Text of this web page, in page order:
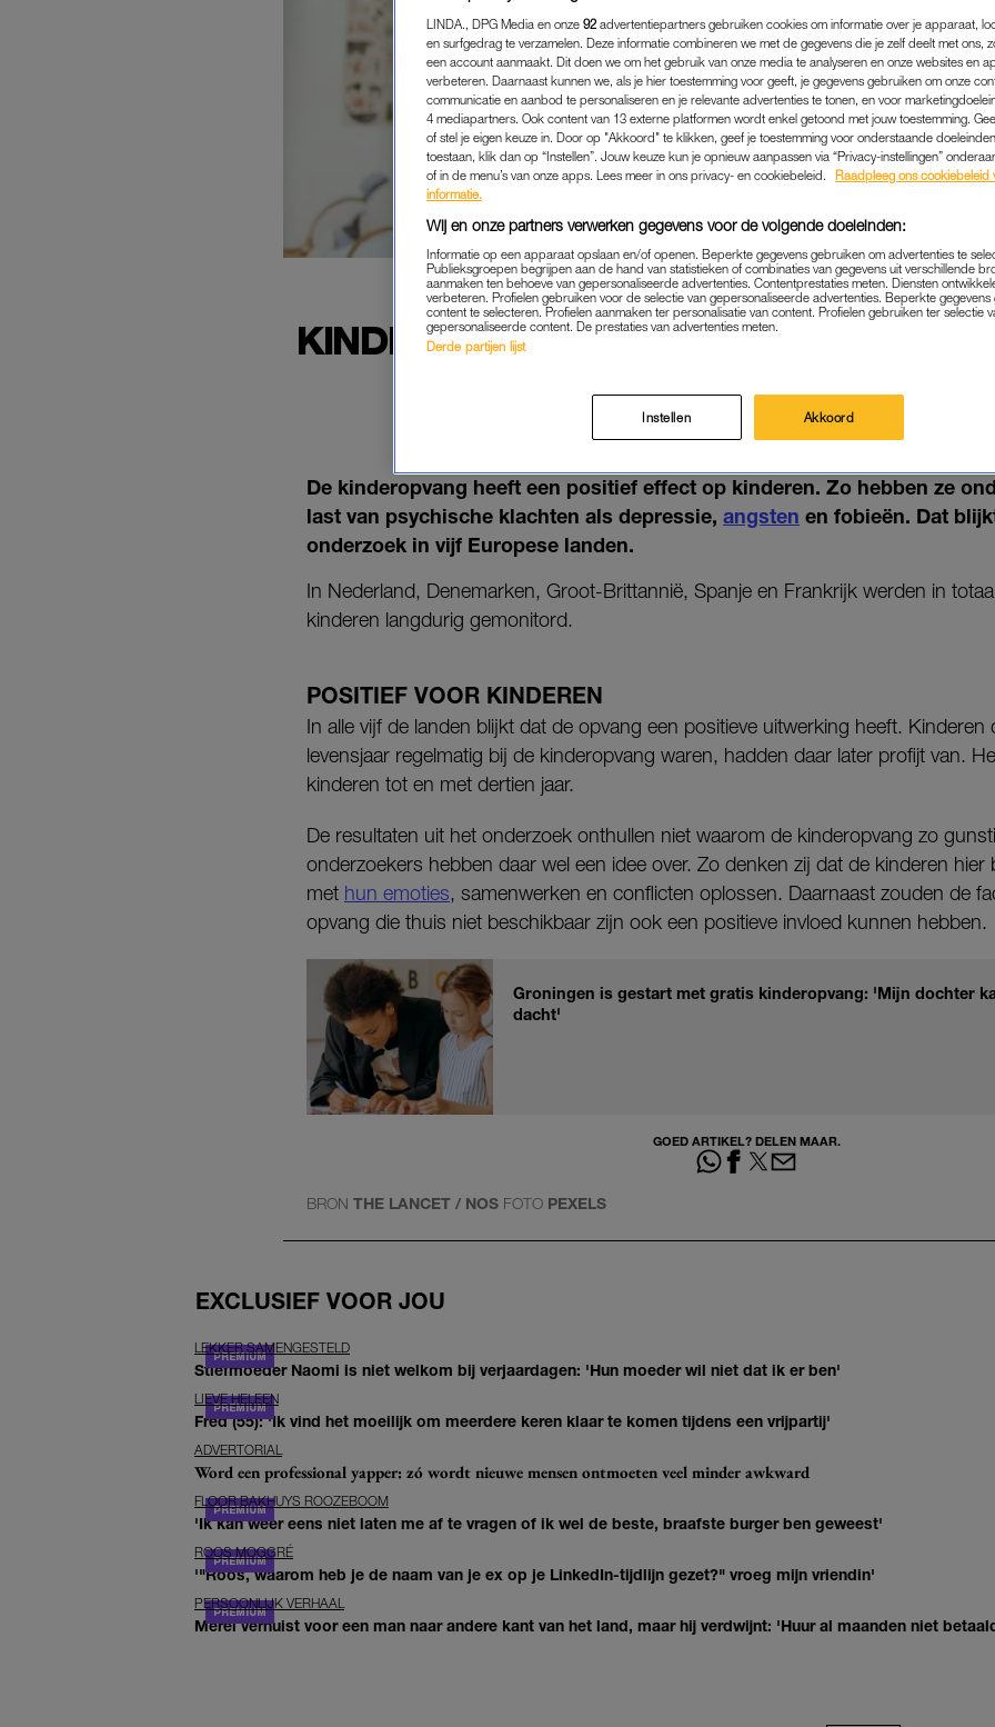
KINDEROPVANG HEEFT POSITIEVE
ONDERZOEK
BINNENLAND|ONDERZOEK
De kinderopvang heeft een positief effect op kinderen. Zo hebben ze
last van psychische klachten als depressie, angsten en fobieën. Dat
onderzoek in vijf Europese landen.
In Nederland, Denemarken, Groot-Brittannië, Spanje en Frankrijk werden in
kinderen langdurig gemonitord.
POSITIEF VOOR KINDEREN
In alle vijf de landen blijkt dat de opvang een positieve uitwerking heeft. Kinderen
levensjaar regelmatig bij de kinderopvang waren, hadden daar later profijt van.
kinderen tot en met dertien jaar.
De resultaten uit het onderzoek onthullen niet waarom de kinderopvang zo
onderzoekers hebben daar wel een idee over. Zo denken zij dat de kinderen hier
met hun emoties, samenwerken en conflicten oplossen. Daarnaast zouden de
opvang die thuis niet beschikbaar zijn ook een positieve invloed kunnen hebben.
Groningen is gestart met gratis kinderopvang: 'Mijn dochter
dacht'
GOED ARTIKEL? DELEN MAAR.
BRON THE LANCET / NOS FOTO PEXELS
EXCLUSIEF VOOR JOU
LEKKER SAMENGESTELD
Stiefmoeder Naomi is niet welkom bij verjaardagen: 'Hun moeder wil niet dat ik er ben'
LIEVE HELEEN
Fred (55): 'Ik vind het moeilijk om meerdere keren klaar te komen tijdens een vrijpartij'
ADVERTORIAL
Word een professional yapper: zó wordt nieuwe mensen ontmoeten veel minder awkward
FLOOR BAKHUYS ROOZEBOOM
'Ik kan weer eens niet laten me af te vragen of ik wel de beste, braafste burger ben geweest'
ROOS MOGGRÉ
'"Roos, waarom heb je de naam van je ex op je LinkedIn-tijdlijn gezet?" vroeg mijn vriendin'
PERSOONLIJK VERHAAL
Merel verhuist voor een man naar andere kant van het land, maar hij verdwijnt: 'Huur al maanden niet
LINDA., DPG Media en onze 92 advertentiepartners gebruiken cookies om informatie over je apparaat,
en surfgedrag te verzamelen. Deze informatie combineren we met de gegevens die je zelf deelt met ons,
een account aanmaakt. Dit doen we om het gebruik van onze media te analyseren en onze websites en
verbeteren. Daarnaast kunnen we, als je hier toestemming voor geeft, je gegevens gebruiken om onze
communicatie en aanbod te personaliseren en je relevante advertenties te tonen, en voor
4 mediapartners. Ook content van 13 externe platformen wordt enkel getoond met jouw toestemming.
of stel je eigen keuze in. Door op "Akkoord" te klikken, geef je toestemming voor onderstaande
toestaan, klik dan op “Instellen”. Jouw keuze kun je opnieuw aanpassen via “Privacy-instellingen”
of in de menu’s van onze apps. Lees meer in ons privacy- en cookiebeleid.
Raadpleeg ons cookiebeleid
informatie.
Wij en onze partners verwerken gegevens voor de volgende doeleinden:
Informatie op een apparaat opslaan en/of openen. Beperkte gegevens gebruiken om advertenties te
Publieksgroepen begrijpen aan de hand van statistieken of combinaties van gegevens uit verschillende
aanmaken ten behoeve van gepersonaliseerde advertenties. Contentprestaties meten. Diensten
verbeteren. Profielen gebruiken voor de selectie van gepersonaliseerde advertenties. Beperkte
content te selecteren. Profielen aanmaken ter personalisatie van content. Profielen gebruiken ter selectie
gepersonaliseerde content. De prestaties van advertenties meten.
Derde partijen lijst
Instellen Akkoord